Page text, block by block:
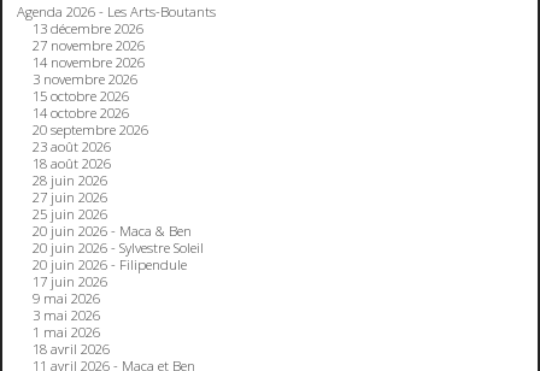
Agenda 2026 - Les Arts-Boutants
13 décembre 2026
27 novembre 2026
14 novembre 2026
3 novembre 2026
15 octobre 2026
14 octobre 2026
20 septembre 2026
23 août 2026
18 août 2026
28 juin 2026
27 juin 2026
25 juin 2026
20 juin 2026 - Maca & Ben
20 juin 2026 - Sylvestre Soleil
20 juin 2026 - Filipendule
17 juin 2026
9 mai 2026
3 mai 2026
1 mai 2026
18 avril 2026
11 avril 2026 - Maca et Ben